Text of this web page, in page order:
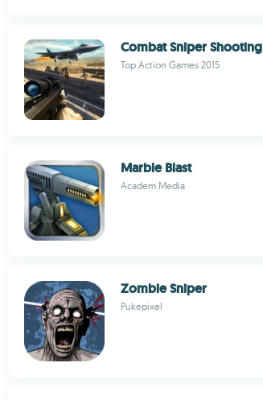
Combat Sniper Shooting
Top Action Games 2015
Marble Blast
Academ Media
Zombie Sniper
Pukepixel